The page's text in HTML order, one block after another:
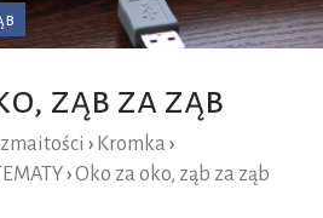
ząb za ząb
› Kromka ›
›Oko za oko, ząb za ząb